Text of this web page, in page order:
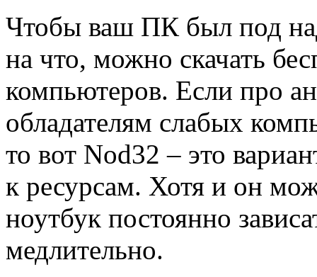
Чтобы ваш ПК был под
на что, можно скачать
компьютеров. Если про
обладателям слабых
то вот Nod32 – это
к ресурсам. Хотя и он
ноутбук постоянно
медлительно.